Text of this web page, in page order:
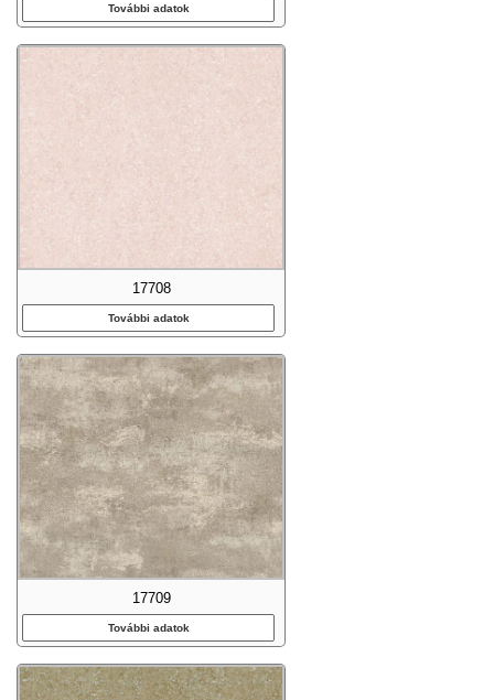
További adatok
17708
További adatok
17709
További adatok